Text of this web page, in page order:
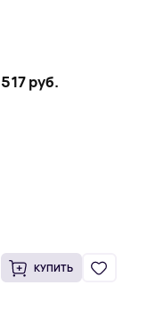
517 руб.
КУПИТЬ